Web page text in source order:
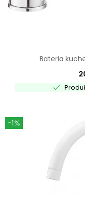
Bateria

-1%